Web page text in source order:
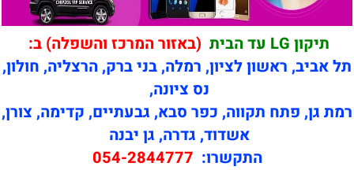
תיקון LG עד הבית
(באזור המרכז והשפלה) ב:
תל אביב, ראשון לציון, רמלה, בני ברק, הרצליה, חולון,
נס ציונה,
רמת גן, פתח תקווה, כפר סבא, גבעתיים, קדימה, צורן,
אשדוד, גדרה, גן יבנה
התקשרו: 054-2844777